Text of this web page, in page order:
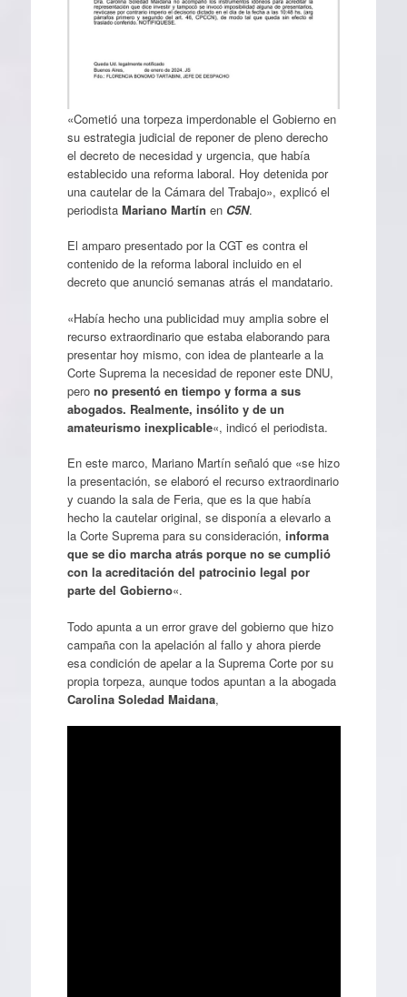
«Cometió una torpeza imperdonable el Gobierno en
su estrategia judicial de reponer de pleno derecho
el decreto de necesidad y urgencia, que había
establecido una reforma laboral. Hoy detenida por
una cautelar de la Cámara del Trabajo», explicó el
periodista Mariano Martín en C5N.
El amparo presentado por la CGT es contra el
contenido de la reforma laboral incluido en el
decreto que anunció semanas atrás el mandatario.
«Había hecho una publicidad muy amplia sobre el
recurso extraordinario que estaba elaborando para
presentar hoy mismo, con idea de plantearle a la
Corte Suprema la necesidad de reponer este DNU,
pero no presentó en tiempo y forma a sus
abogados. Realmente, insólito y de un
amateurismo inexplicable«, indicó el periodista.
En este marco, Mariano Martín señaló que «se hizo
la presentación, se elaboró el recurso extraordinario
y cuando la sala de Feria, que es la que había
hecho la cautelar original, se disponía a elevarlo a
la Corte Suprema para su consideración, informa
que se dio marcha atrás porque no se cumplió
con la acreditación del patrocinio legal por
parte del Gobierno«.
Todo apunta a un error grave del gobierno que hizo
campaña con la apelación al fallo y ahora pierde
esa condición de apelar a la Suprema Corte por su
propia torpeza, aunque todos apuntan a la abogada
Carolina Soledad Maidana,